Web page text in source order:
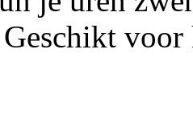
voor